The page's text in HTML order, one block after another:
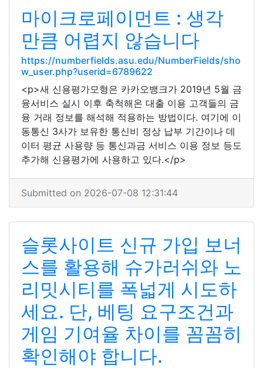
마이크로페이먼트 : 생각
만큼 어렵지 않습니다
https://numberfields.asu.edu/NumberFields/sho
w_user.php?userid=6789622
<p>새 신용평가모형은 카카오뱅크가 2019년 5월 금
융서비스 실시 이후 축척해온 대출 이용 고객들의 금
융 거래 정보를 해석해 적용하는 방법이다. 여기에 이
동통신 3사가 보유한 통신비 정상 납부 기간이나 데
이터 평균 사용량 등 통신과금 서비스 이용 정보 등도
추가해 신용평가에 사용하고 있다.</p>
Submitted on 2026-07-08 12:31:44
슬롯사이트 신규 가입 보너
스를 활용해 슈가러쉬와 노
리밋시티를 폭넓게 시도하
세요. 단, 베팅 요구조건과
게임 기여율 차이를 꼼꼼히
확인해야 합니다.